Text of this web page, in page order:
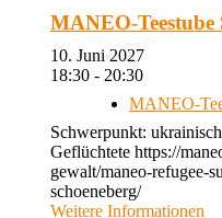
MANEO-Teestube
10. Juni 2027
18:30 - 20:30
MANEO-
Schwerpunkt:
Geflüchtete https://
gewalt/maneo-refugee-
schoeneberg/
Weitere Informationen